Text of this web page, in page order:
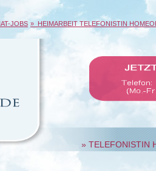
» TELEFONISTIN
JOBS » HEIMARBEIT TELEFONISTIN